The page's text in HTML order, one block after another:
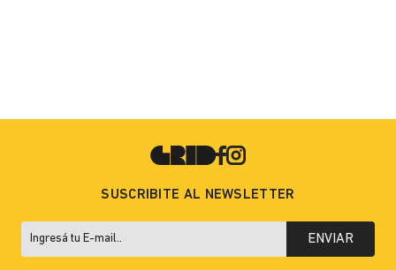
SUSCRIBITE AL NEWSLETTER
ENVIAR